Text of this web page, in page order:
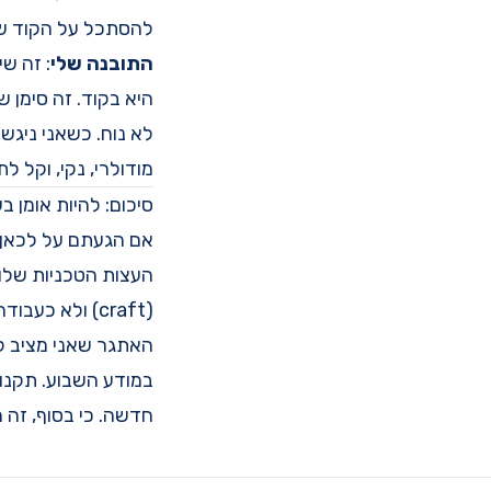
להסתכל על הקוד
התובנה שלי: זה
לא נוח. כשאני
מודולרי, נקי, וקל
סיכום: להיות אומן
(craft) ולא כעבודה בפס ייצור, ולהיות גאים בתוצרים שלנו.
האתגר שאני מציב
במודע השבוע.
חדשה. כי בסוף,